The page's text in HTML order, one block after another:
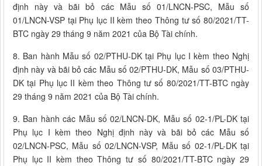
định này và bãi bỏ các Mẫu số 01/LNCN-PSC, Mẫu số
01/LNCN-VSP tại Phụ lục II kèm theo Thông tư số 80/2021/TT-
BTC ngày 29 tháng 9 năm 2021 của Bộ Tài chính.
8. Ban hành Mẫu số 02/PTHU-DK tại Phụ lục I kèm theo Nghị
định này và bãi bỏ các Mẫu số 02/PTHU-DK, Mẫu số 03/PTHU-
DK tại Phụ lục II kèm theo Thông tư số 80/2021/TT-BTC ngày
29 tháng 9 năm 2021 của Bộ Tài chính.
9. Ban hành các Mẫu số 02/LNCN-DK, Mẫu số 02-1/PL-DK tại
Phụ lục I kèm theo Nghị định này và bãi bỏ các Mẫu số
02/LNCN-PSC, Mẫu số 02/LNCN-VSP, Mẫu số 02-1/PL-DK tại
Phụ lục II kèm theo Thông tư số 80/2021/TT-BTC ngày 29